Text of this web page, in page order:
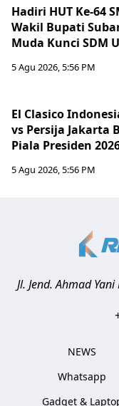
Hadiri HUT Ke-64
Wakil Bupati
Muda Kunci SDM
5 Agu 2026, 5:56 PM
El Clasico
vs Persija Jakarta
Piala Presiden
5 Agu 2026, 5:56 PM
Jl. Jend. Ahmad
NEWS
Whatsapp
Gadget &